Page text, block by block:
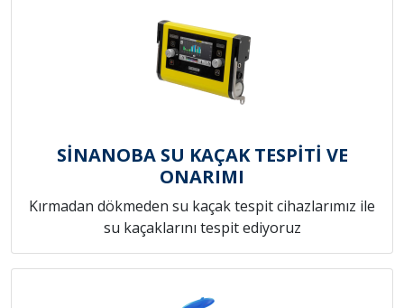
SİNANOBA SU KAÇAK TESPİTİ VE
ONARIMI
Kırmadan dökmeden su kaçak tespit cihazlarımız ile
su kaçaklarını tespit ediyoruz